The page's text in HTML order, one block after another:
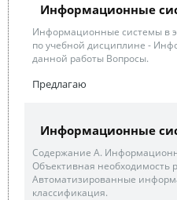
Информационные
Информационные системы в
по учебной дисциплине -
данной работы Вопросы.
Предлагаю
Информационные
Содержание А.
Объективная необходимость
Автоматизированные
классификация.